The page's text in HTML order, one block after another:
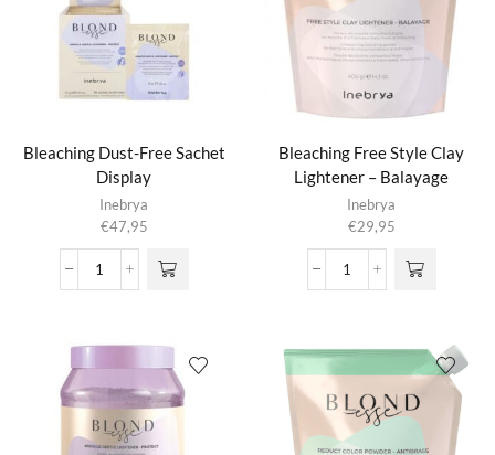
Bleaching Dust-Free Sachet
Display
Inebrya
€47,95
Bleaching
Sachet
Bleaching Free Style Clay
Lightener – Balayage
Inebrya
€29,95
Bleaching
Lightener
Balayage
aantal